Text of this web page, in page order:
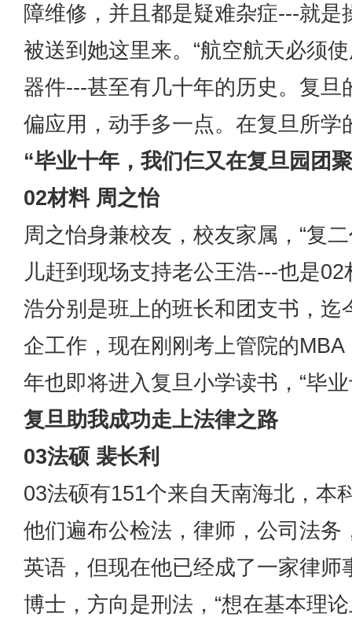
障维修，并且都是疑难杂症---就
被送到她这里来。“航空航天必须
器件---甚至有几十年的历史。复
偏应用，动手多一点。在复旦所学
“毕业十年，我们仨又在复旦园团
02材料 周之怡
周之怡身兼校友，校友家属，“复
儿赶到现场支持老公王浩---也是
浩分别是班上的班长和团支书，
企工作，现在刚刚考上管院的
年也即将进入复旦小学读书，“毕
复旦助我成功走上法律之路
03法硕 裴长利
03法硕有151个来自天南海北，本
他们遍布公检法，律师，公司法
英语，但现在他已经成了一家律
博士，方向是刑法，“想在基本理